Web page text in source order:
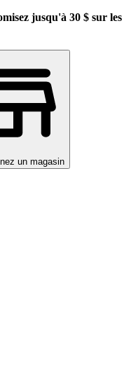
jusqu'à 30 $ sur
un magasin